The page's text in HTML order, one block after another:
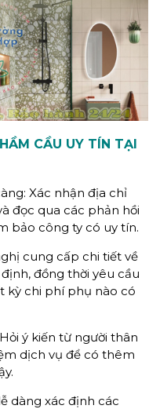
CẦU UY TÍN TẠI
Xác nhận địa chỉ
đọc qua các phản hồi
bảo công ty có uy tín.
cung cấp chi tiết về
đồng thời yêu cầu
kỳ chi phí phụ nào có
ý kiến từ người thân
dịch vụ để có thêm
dàng xác định các